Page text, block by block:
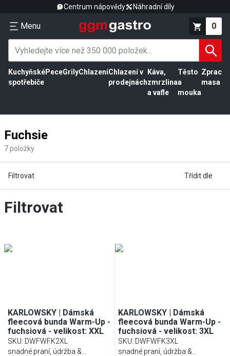
Centrum nápovědy Náhradní díly
Menu 0
Kuchyňské
spotřebiče
PeceGrilyChlazeníChlazení v
prodejnách
Káva,
zmrzlina
a vafle
Těsto
a
mouka
masa
Fuchsie
7položky
Filtrovat Třídit dle
Filtrovat
KARLOWSKY | Dámská
fleecová bunda Warm-Up -
fuchsiová - velikost: XXL
SKU: DWFWFK2XL
snadné praní, údržba &
KARLOWSKY | Dámská
fleecová bunda Warm-Up -
fuchsiová - velikost: 3XL
SKU: DWFWFK3XL
snadné praní, údržba &